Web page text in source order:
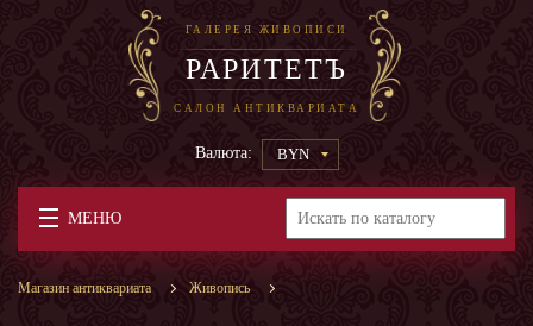
ГАЛЕРЕЯ ЖИВОПИСИ
РАРИТЕТЪ
САЛОН АНТИКВАРИАТА
Валюта: BYN
МЕНЮ
Магазин антиквариата Живопись